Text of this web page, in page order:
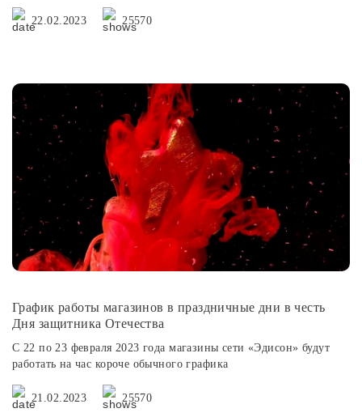
22.02.2023 25570
График работы магазинов в праздничные дни в честь
Дня защитника Отечества
C 22 по 23 февраля 2023 года магазины сети «Эдисон» будут
работать на час короче обычного графика
21.02.2023 25570